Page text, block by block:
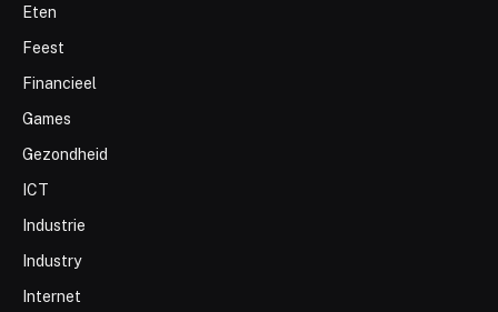
Eten
Feest
Financieel
Games
Gezondheid
ICT
Industrie
Industry
Internet